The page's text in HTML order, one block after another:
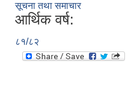
सूचना तथा समाचार
आर्थिक वर्ष:
८१/८२